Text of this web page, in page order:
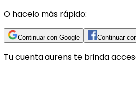
O hacelo más rápido:
Continuar con Google Continuar
Tu cuentaaurens te brinda